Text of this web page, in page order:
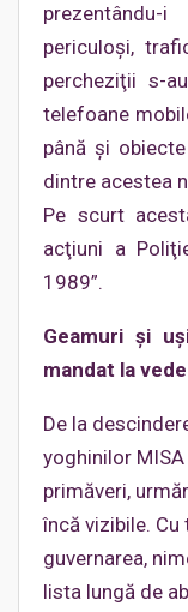
periculoşi,
percheziţii s-
telefoane
până şi
dintre acestea
Pe scurt
acţiuni a
1989”.
Geamuri şi
mandat la
De la
yoghinilor
primăveri,
încă vizibile.
guvernarea,
lista lungă de